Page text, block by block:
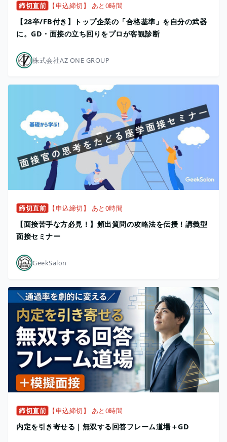
締切直前 【申込締切】 あと0時間
【28卒/FB付き】トップ企業の「合格基準」を自分の武器
に。GD・面接の立ち回りをプロが客観診断
株式会社AZ ONE GROUP
締切直前 【申込締切】 あと0時間
【面接苦手な方必見！】頻出質問の攻略法を伝授！講義型
面接セミナー
GeekSalon
締切直前 【申込締切】 あと0時間
内定を引き寄せる｜無双する回答フレーム道場＋GD